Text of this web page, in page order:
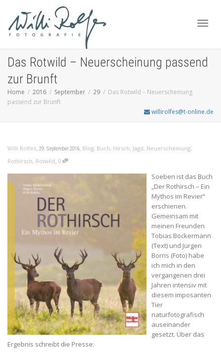
Das Rotwild – Neuerscheinung passend
zur Brunft
Home 2016 September 29
Das Rotwild – Neuerscheinung
passend zur Brunft
willirolfes@t-online.de
Willi Rolfes, 29. September 2016, Blog, Buch, Hirsch, Jagd, Neuerscheinung,
Rothirsch, Rotwild, 0
Soeben ist das Buch
„Der Rothirsch – Ein
Mythos im Revier“
erschienen.
Gemeinsam mit
meinen Freunden
Tobias Böckermann
(Text) und Jürgen
Borris (Foto) habe
ich mich in den
vergangenen drei
Jahren intensiv mit
diesem imposanten
Tier
naturfotografisch
auseinander
gesetzt. Über das
Ergebnis schreibt die Presse: